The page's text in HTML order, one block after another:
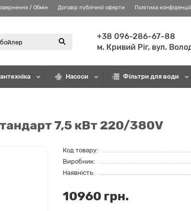
/ Обмін Договір публічної оферти Політика
+38 096-286-67-88
м. Кривий Ріг, вул.
Насоси Фільтри для води
7,5 кВт 220/380V
Код товару:
Виробник:
Наявність:
10960 грн.